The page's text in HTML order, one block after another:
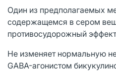
Один из предполагаемых
содержащемся в сером
противосудорожный
Не изменяет нормальную
GABA-агонистом